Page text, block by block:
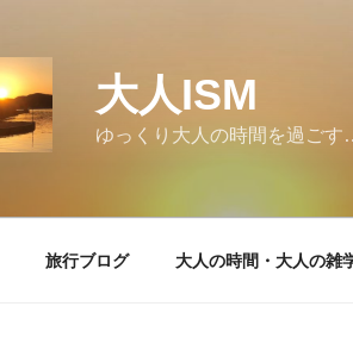
大人ISM
ゆっくり大人の時間を過ご
旅行ブログ 大人の時間・大人の雑